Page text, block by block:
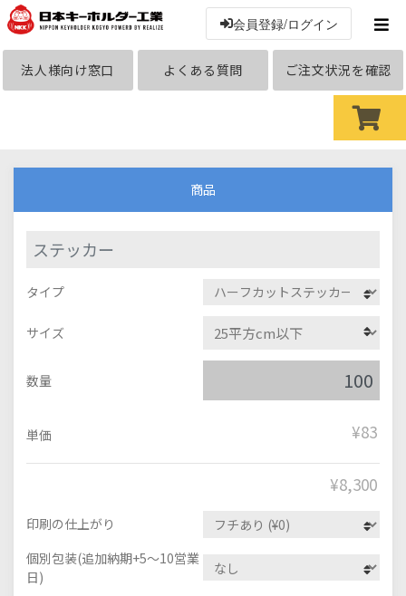
会員登録/ログイン
法人様向け窓口 よくある質問 ご注文状況を確認
商品
ステッカー
タイプ
サイズ
数量
単価 ¥83
¥8,300
印刷の仕上がり
個別包装(追加納期+5～10営業
日)